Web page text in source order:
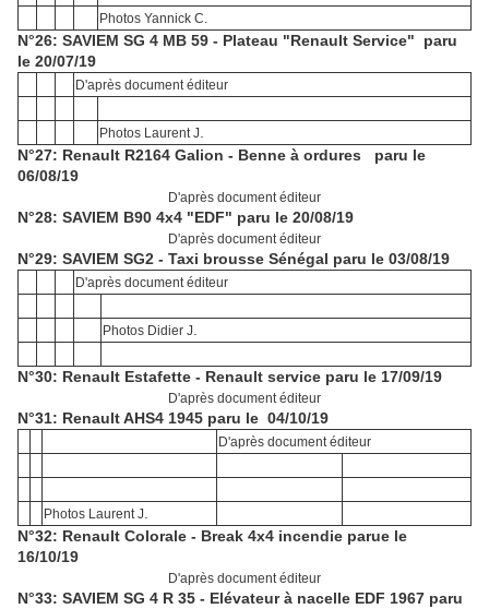
Photos Yannick C.
N°26: SAVIEM SG 4 MB 59 - Plateau "Renault Service" paru
le 20/07/19
D'après document éditeur
Photos Laurent J
N°27: Renault R2164 Galion - Benne à ordures paru le
06/08/19
D'après document éditeur
N°28: SAVIEM B90 4x4 "EDF" paru le 20/08/19
D'après document éditeur
N°29: SAVIEM SG2 - Taxi brousse Sénégal paru le 03/08/19
D'après document éditeur
Photos Didier J
N°30: Renault Estafette - Renault service paru le 17/09/19
D'après document éditeur
N°31: Renault AHS4 1945 paru le 04/10/19
D'après document éditeur
Photos Laurent J
N°32: Renault Colorale - Break 4x4 incendie parue le
16/10/19
D'après document éditeur
N°33: SAVIEM SG 4 R 35 - Elévateur à nacelle EDF 1967 paru